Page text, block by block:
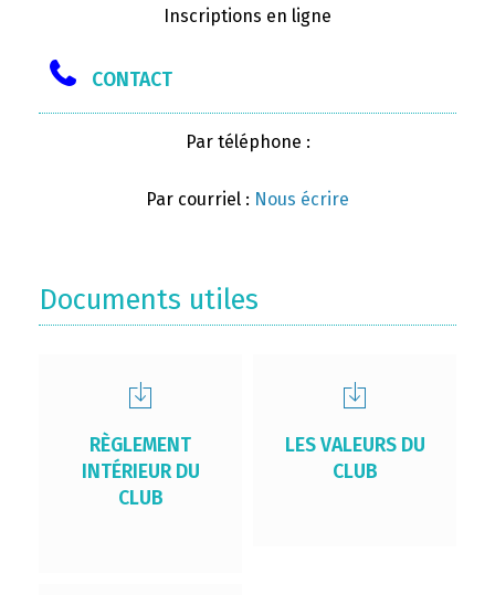
Inscriptions en ligne
CONTACT
Par téléphone :
Par courriel : Nous écrire
Documents utiles
RÈGLEMENT
INTÉRIEUR DU
CLUB
LES VALEURS DU
CLUB